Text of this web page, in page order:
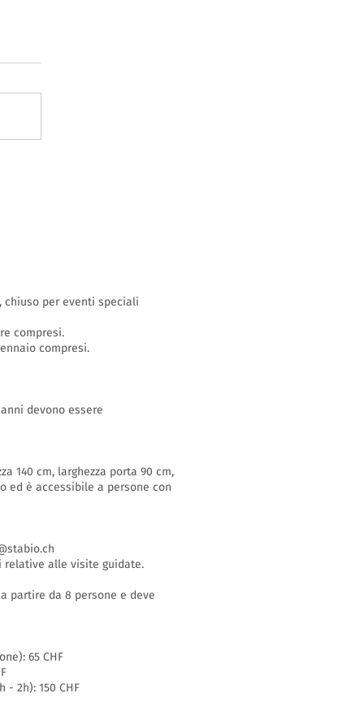
per eventi speciali
compresi.
compresi.
devono essere
140 cm, larghezza porta 90 cm,
ed è accessibile a persone con
relative alle visite guidate.
partire da 8 persone e deve
65 CHF
2h): 150 CHF